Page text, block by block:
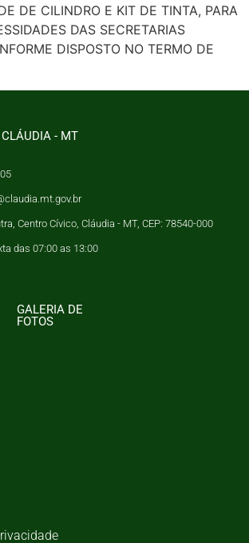
DE CILINDRO E KIT DE TINTA, PARA
DAS SECRETARIAS
DISPOSTO NO TERMO DE
CLÁUDIA - MT
Centro Cívico, Cláudia - MT, CEP: 78540-000
das 07:00 as 13:00
GALERIA DE
FOTOS